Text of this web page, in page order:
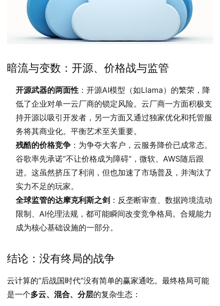
暗流与变数：开源、价格战与监管
开源武器的两面性 ：开源AI模型（如Llama）的繁荣，降
低了企业对单一云厂商的锁定风险。云厂商一方面积极支
持开源以吸引开发者，另一方面又通过独家优化和托管服
务将其商业化。平衡艺术至关重要。
残酷的价格竞争 ：为争夺大客户，云服务降价已成常态。
谷歌率先承诺“不让价格成为障碍”，微软、AWS随后跟
进。这虽然挤压了利润，但也加速了市场普及，并淘汰了
实力不足的玩家。
全球监管的达摩克利斯之剑 ：反垄断审查、数据跨境流动
限制、AI伦理法规，都可能瞬间改变竞争格局。合规能力
成为核心基础设施的一部分。
结论：没有终局的战争
云计算的“后战国时代”没有简单的赢家通吃。最终格局可能
是一个多云、混合、分层的复杂生态：